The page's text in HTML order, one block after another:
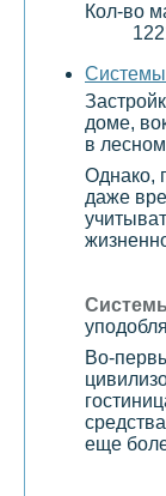
Кол-во
Системы
доме,
в
Однако,
даже
Во-
еще